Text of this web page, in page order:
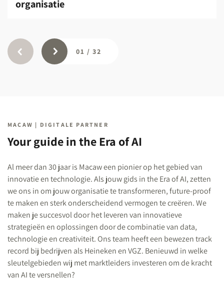
organisatie
01 / 32
MACAW | DIGITALE PARTNER
Your guide in the Era of AI
Al meer dan 30 jaar is Macaw een pionier op het gebied van
innovatie en technologie. Als jouw gids in the Era of AI, zetten
we ons in om jouw organisatie te transformeren, future-proof
te maken en sterk onderscheidend vermogen te creëren. We
maken je succesvol door het leveren van innovatieve
strategieën en oplossingen door de combinatie van data,
technologie en creativiteit. Ons team heeft een bewezen track
record bij bedrijven als Heineken en VGZ. Benieuwd in welke
sleutelgebieden wij met marktleiders investeren om de kracht
van AI te versnellen?